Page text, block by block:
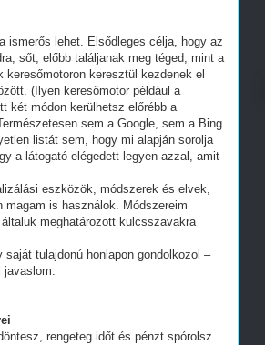
ismerős lehet. Elsődleges célja, hogy az
sőt, előbb találjanak meg téged, mint a
keresztül kezdenek el
(Ilyen keresőmotor például a
két módon kerülhetsz előrébb a
sem a Google, sem a Bing
listát sem, hogy mi alapján sorolja
a látogató elégedett legyen azzal, amit
eszközök, módszerek és elvek,
is használok. Módszereim
meghatározott kulcsszavakra
tulajdonú honlapon gondolkozol –
javaslom.
rengeteg időt és pénzt spórolsz